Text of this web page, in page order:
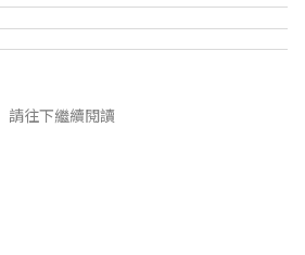
請往下繼續閱讀